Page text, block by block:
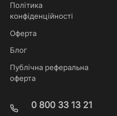
Політика
конфіденційності
Оферта
Блог
Публічна реферальна
оферта
0 800 33 13 21